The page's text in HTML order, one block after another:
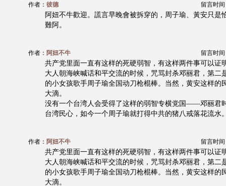
作者： 彼德 留言时间
阿妞不牛歡迎。謊言早晚會被拆穿的，周子瑜、黃安只是
難阿。
作者： 阿妞不牛 留言时间
共产党里面一直有这样的死硬弱智，有这样两件事可以证
大人朝海峡喊话和平交流的时候，咒骂封杀邓丽君，第二
的小女孩歌手周子瑜全国动刀枪棍棒。当然，黄安这样的
大滴。
没有一个台湾人会受得了这样的弱智专横党国——邓丽君
台湾民心，如今一个周子瑜就打得中共的猪八戒落花流水
作者： 阿妞不牛 留言时间
共产党里面一直有这样的死硬弱智，有这样两件事可以证
大人朝海峡喊话和平交流的时候，咒骂封杀邓丽君，第二
的小女孩歌手周子瑜全国动刀枪棍棒。当然，黄安这样的
大滴。